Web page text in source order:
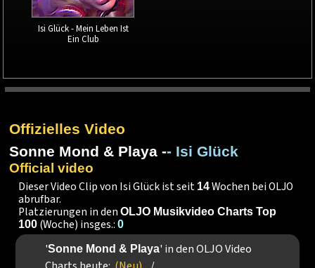
Isi Glück - Mein Leben Ist
Ein Club
Offizielles Video
Sonne Mond & Playa -- Isi Glück
Official video
Dieser Video Clip von Isi Glück ist seit 14Wochen bei OLJO
abrufbar.
Platzierungen in denOLJO Musikvideo Charts Top
100 (Woche) insges.:0
'Sonne Mond & Playa' in den OLJO Video